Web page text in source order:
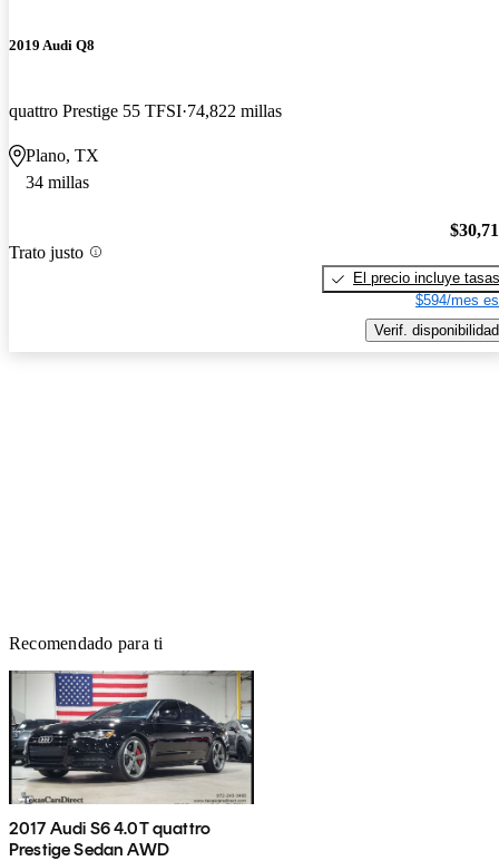
2019 Audi Q8
quattro Prestige 55 TFSI 74,822 millas
Plano, TX
34 millas
Trato justo
El precio incluye tasas
$594/mes
Verif. disponibilidad
Recomendado para ti
2017 Audi S6 4.0T quattro
Prestige Sedan AWD